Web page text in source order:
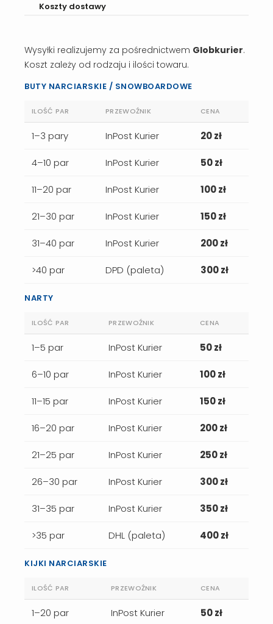
Koszty dostawy
Wysyłki realizujemy za pośrednictwem Globkurier.
Koszt zależy od rodzaju i ilości towaru.
BUTY NARCIARSKIE / SNOWBOARDOWE
ILOŚĆ PAR PRZEWOŹNIK CENA
1–3 pary InPost Kurier 20 zł
4–10 par InPost Kurier 50 zł
11–20 par InPost Kurier 100 zł
21–30 par InPost Kurier 150 zł
31–40 par InPost Kurier 200 zł
>40 par DPD (paleta) 300 zł
NARTY
ILOŚĆ PAR PRZEWOŹNIK CENA
1–5 par InPost Kurier 50 zł
6–10 par InPost Kurier 100 zł
11–15 par InPost Kurier 150 zł
16–20 par InPost Kurier 200 zł
21–25 par InPost Kurier 250 zł
26–30 par InPost Kurier 300 zł
31–35 par InPost Kurier 350 zł
>35 par DHL (paleta) 400 zł
KIJKI NARCIARSKIE
ILOŚĆ PAR PRZEWOŹNIK CENA
1–20 par InPost Kurier 50 zł